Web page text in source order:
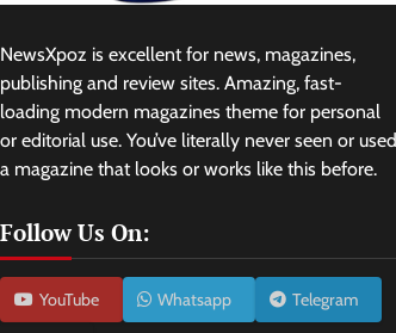
NewsXpoz is excellent for news, magazines,
publishing and review sites. Amazing, fast-
loading modern magazines theme for personal
or editorial use. You’ve literally never seen or used
a magazine that looks or works like this before.
Follow Us On:
YouTube Whatsapp Telegram